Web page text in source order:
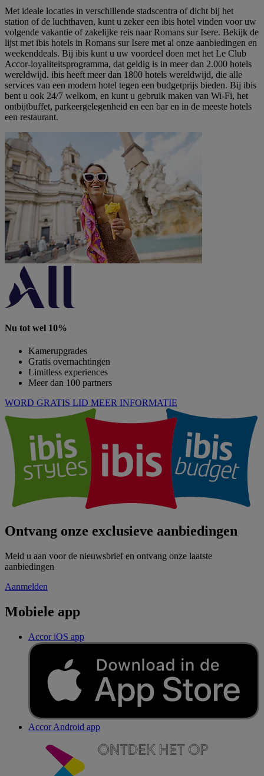
Met ideale locaties in verschillende stadscentra of dicht bij het
station of de luchthaven, kunt u zeker een ibis hotel vinden voor uw
volgende vakantie of zakelijke reis naar Romans sur Isere. Bekijk de
lijst met ibis hotels in Romans sur Isere met al onze aanbiedingen en
weekenddeals. Bij ibis kunt u uw voordeel doen met het Le Club
Accor-loyaliteitsprogramma, dat geldig is in meer dan 2.000 hotels
wereldwijd. ibis heeft meer dan 1800 hotels wereldwijd, die alle
services van een modern hotel tegen een budgetprijs bieden. Bij ibis
bent u ook 24/7 welkom, en kunt u gebruik maken van Wi-Fi, het
ontbijtbuffet, parkeergelegenheid en een bar en in de meeste hotels
een restaurant.
Nu tot wel 10%
Kamerupgrades
Gratis overnachtingen
Limitless experiences
Meer dan 100 partners
WORD GRATIS LID MEER INFORMATIE
Ontvang onze exclusieve aanbiedingen
Meld u aan voor de nieuwsbrief en ontvang onze laatste
aanbiedingen
Aanmelden
Mobiele app
Accor iOS app
Accor Android app